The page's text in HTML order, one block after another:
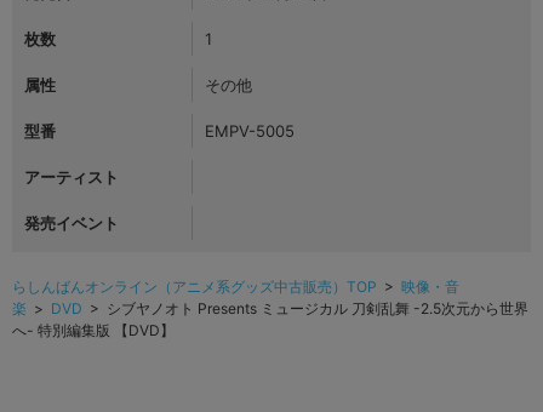
枚数 1
属性 その他
型番 EMPV-5005
アーティスト
発売イベント
らしんばんオンライン（アニメ系グッズ中古販売）TOP > 映像・音
楽 > DVD > シブヤノオト Presents ミュージカル 刀剣乱舞 -2.5次元から世界
へ- 特別編集版 【DVD】